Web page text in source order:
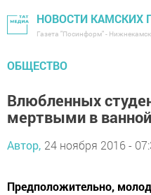
НОВОСТИ КАМСКИХ
Газета "Посинформ" -
ОБЩЕСТВО
Влюбленных
мертвыми в ванной
Автор, 24 ноября 2016 -
Предположительно,